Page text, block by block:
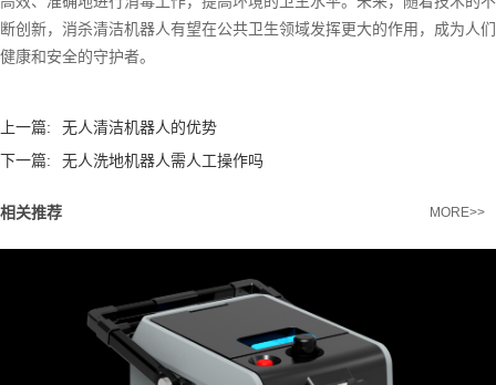
断创新，消杀清洁机器人有望在公共卫生领域发挥更大的作用，成为人们
健康和安全的守护者。
上一篇:
无人清洁机器人的优势
下一篇:
无人洗地机器人需人工操作吗
相关推荐 MORE>>